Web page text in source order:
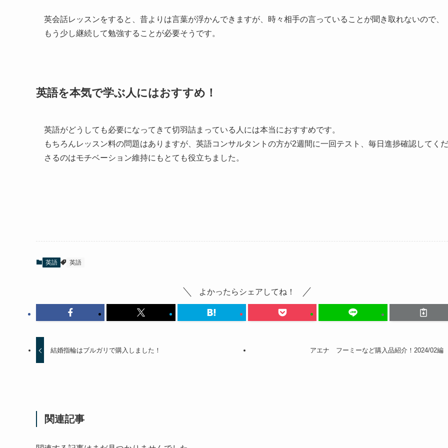
英会話レッスンをすると、昔よりは言葉が浮かんできますが、時々相手の言っていることが聞き取れないので、
もう少し継続して勉強することが必要そうです。
英語を本気で学ぶ人にはおすすめ！
英語がどうしても必要になってきて切羽詰まっている人には本当におすすめです。
もちろんレッスン料の問題はありますが、英語コンサルタントの方が2週間に一回テスト、毎日進捗確認してくだ
さるのはモチベーション維持にもとても役立ちました。
英語 英語
よかったらシェアしてね！
結婚指輪はブルガリで購入しました！ アエナ フーミーなど購入品紹介！2024/02編
関連記事